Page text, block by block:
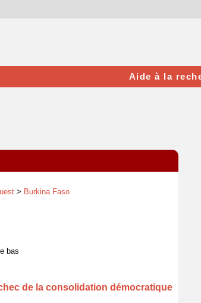
> Burkina Faso
bas
de la consolidation démocratique
Aide à la